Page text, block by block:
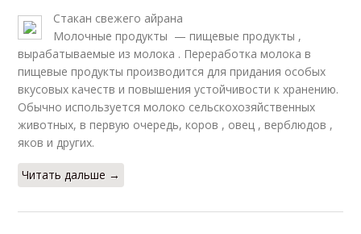
Стакан свежего айрана
Молочные продукты — пищевые продукты ,
вырабатываемые из молока . Переработка молока в
пищевые продукты производится для придания особых
вкусовых качеств и повышения устойчивости к хранению.
Обычно используется молоко сельскохозяйственных
животных, в первую очередь, коров , овец , верблюдов ,
яков и других.
Читать дальше →